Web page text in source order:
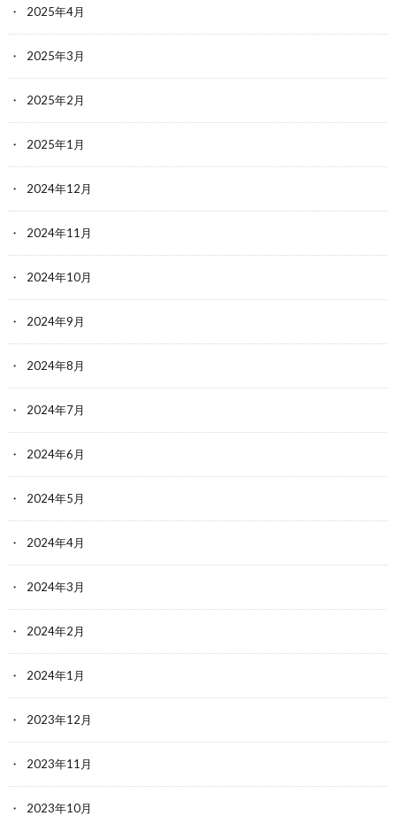
2025年4月
2025年3月
2025年2月
2025年1月
2024年12月
2024年11月
2024年10月
2024年9月
2024年8月
2024年7月
2024年6月
2024年5月
2024年4月
2024年3月
2024年2月
2024年1月
2023年12月
2023年11月
2023年10月